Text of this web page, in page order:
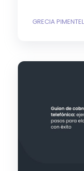
GRECIA PIMENTEL